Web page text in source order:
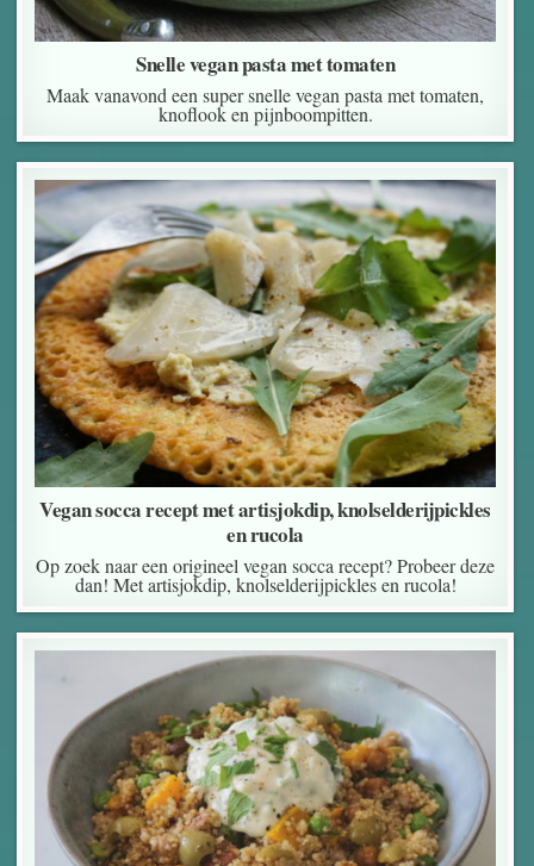
Snelle vegan pasta met tomaten
Maak vanavond een super snelle vegan pasta met tomaten,
knoflook en pijnboompitten.
Vegan socca recept met artisjokdip, knolselderijpickles
en rucola
Op zoek naar een origineel vegan socca recept? Probeer deze
dan! Met artisjokdip, knolselderijpickles en rucola!